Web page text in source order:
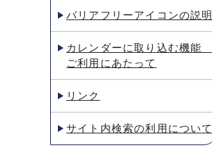
バリアフリーアイコンの説明
カレンダーに取り込む機能
ご利用にあたって
リンク
サイト内検索の利用について